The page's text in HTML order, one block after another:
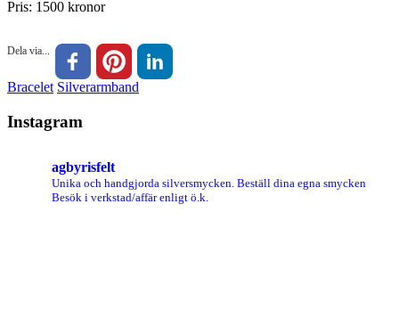
Pris: 1500 kronor
Dela via...
Bracelet Silverarmband
Instagram
agbyrisfelt
Unika och handgjorda silversmycken. Beställ dina egna smycken
Besök i verkstad/affär enligt ö.k.